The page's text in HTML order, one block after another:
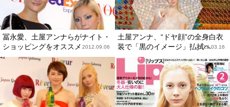
冨永愛、土屋アンナらがナイト・
ショッピングをオススメ 2012.09.06
土屋アンナ、“ドヤ顔”の全身白衣
装で「黒のイメージ」払拭へ2012.03.16